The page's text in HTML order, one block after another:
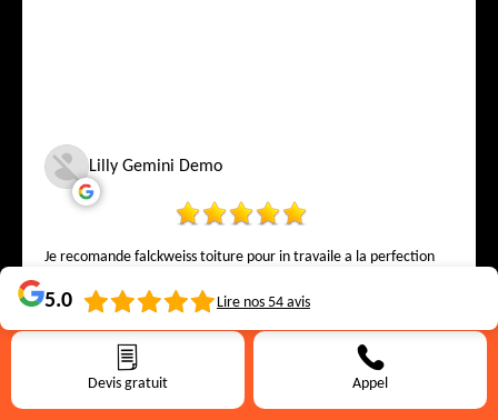
Devis gratuit Appel
Lilly Gemini Demo
Je recomande falckweiss toiture pour in travaile a la perfection
5.0 Lire nos 54 avis